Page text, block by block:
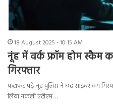
18 August 2025 - 10:15 AM
नूंह में वर्क फ्रॉम होम स्कैम
गिरफ्तार
फटाफट पढ़ें नूंह पुलिस ने छह साइबर ठग
लिया नकली एटीएम…